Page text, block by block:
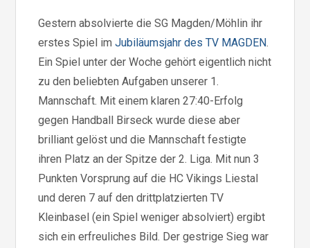
Gestern absolvierte die SG Magden/Möhlin ihr
erstes Spiel imJubiläumsjahr des TV MAGDEN.
Ein Spiel unter der Woche gehört eigentlich nicht
zu den beliebten Aufgaben unserer 1.
Mannschaft. Mit einem klaren 27:40-Erfolg
gegen Handball Birseck wurde diese aber
brilliant gelöst und die Mannschaft festigte
ihren Platz an der Spitze der 2. Liga. Mit nun 3
Punkten Vorsprung auf die HC Vikings Liestal
und deren 7 auf den drittplatzierten TV
Kleinbasel (ein Spiel weniger absolviert) ergibt
sich ein erfreuliches Bild. Der gestrige Sieg war